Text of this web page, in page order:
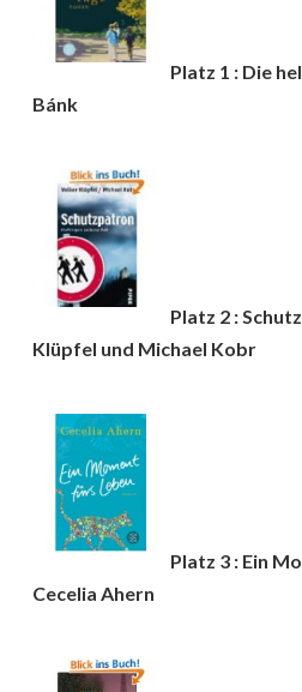
Platz 1 : Die
Bánk
Platz 2 :
Klüpfel und Michael Kobr
Platz 3 : Ein
Cecelia Ahern